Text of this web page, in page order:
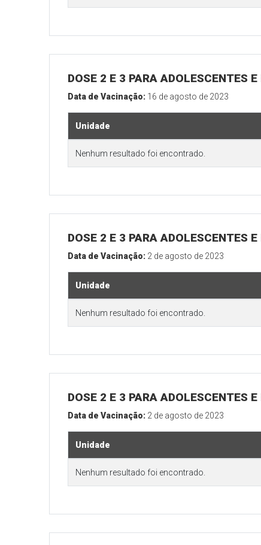
DOSE 2 E 3 PARA ADOLESCENTES
Data de Vacinação: 16 de agosto de 2023
Unidade
Nenhum resultado foi encontrado.
DOSE 2 E 3 PARA ADOLESCENTES
Data de Vacinação: 2 de agosto de 2023
Unidade
Nenhum resultado foi encontrado.
DOSE 2 E 3 PARA ADOLESCENTES
Data de Vacinação: 2 de agosto de 2023
Unidade
Nenhum resultado foi encontrado.